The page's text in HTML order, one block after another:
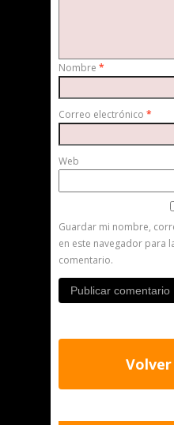
Nombre *
Correo electrónico *
Web
Guardar mi nombre,
en este navegador para
comentario.